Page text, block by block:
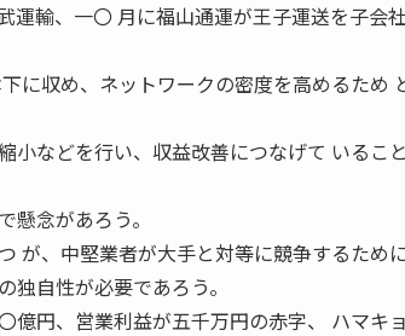
運輸、一〇 月に福山通運が王子運送を子会社
に収め、ネットワークの密度を高めるため
などを行い、収益改善につなげて いること
念があろう。
が、中堅業者が大手と対等に競争するため
自性が必要であろう。
円、営業利益が五千万円の赤字、 ハマキョ